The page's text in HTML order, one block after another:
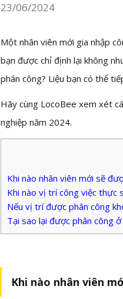
23/06/2024
Một nhân viên mới gia nhập
bạn được chỉ định lại không
phân công? Liệu bạn có thể
Hãy cùng LocoBee xem xét
nghiệp năm 2024.
Khi nào nhân viên mới sẽ
Khi nào vị trí công việc thực
Nếu vị trí được phân công
Tại sao lại được phân công
Khi nào nhân viên